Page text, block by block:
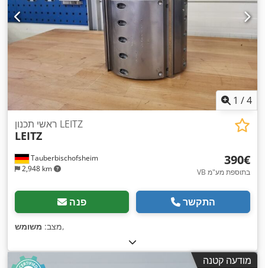
1 /4
Tauberbischofsheim
2,948 km
ראשי תכנון LEITZ
LEITZ
‏390 ‏€
VB בתוספת מע"מ
פנה התקשר
מצב: משומש ,
מודעה קטנה